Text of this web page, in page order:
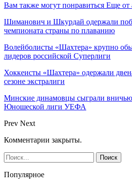
Вам также могут понравиться Еще от
Шиманович и Шкурдай одержали
чемпионата страны по плаванию
Волейболисты «Шахтера» крупно
лидеров российской Суперлиги
Хоккеисты «Шахтера» одержали
сезоне экстралиги
Минские динамовцы сыграли
Юношеской лиги УЕФА
Prev Next
Комментарии закрыты.
Популярное